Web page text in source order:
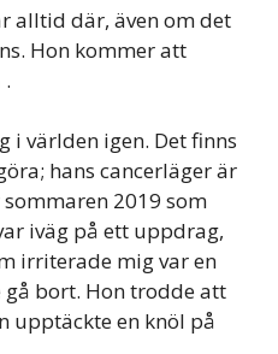
alltid där, även om det
Hon kommer att
i världen igen. Det finns
hans cancerläger är
2019 som
iväg på ett uppdrag,
irriterade mig var en
bort. Hon trodde att
upptäckte en knöl på